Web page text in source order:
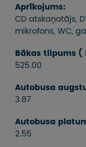
Aprīkojums:
CD atskaņotājs,
mikrofons, WC,
Bākas tilpums (
525.00
Autobusa
3.87
Autobusa
2.55